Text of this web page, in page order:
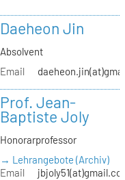
Daeheon Jin
Absolvent
Email
Prof. Jean-
Baptiste Joly
Honorarprofessor
→ Lehrangebote (Archiv)
Email